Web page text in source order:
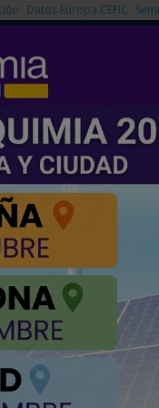
Datos Europa CEFIC
a la cabeza